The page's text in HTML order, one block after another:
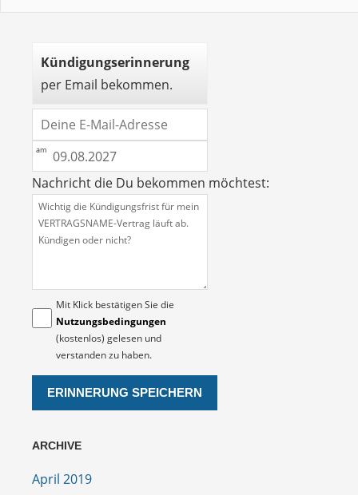
Kündigungserinnerung
per Email bekommen.
Nachricht die Du bekommen möchtest:
Mit Klick bestätigen Sie die
Nutzungsbedingungen
(kostenlos) gelesen und
verstanden zu haben.
ARCHIVE
April 2019